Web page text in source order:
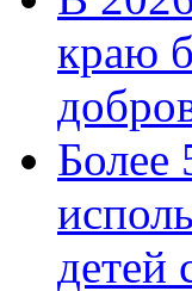
краю
Более
детей